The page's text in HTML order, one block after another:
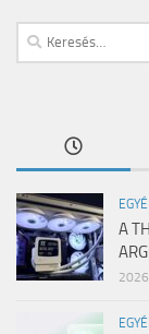
Keresés:
A